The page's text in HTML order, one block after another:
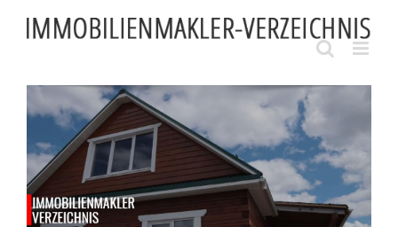
content